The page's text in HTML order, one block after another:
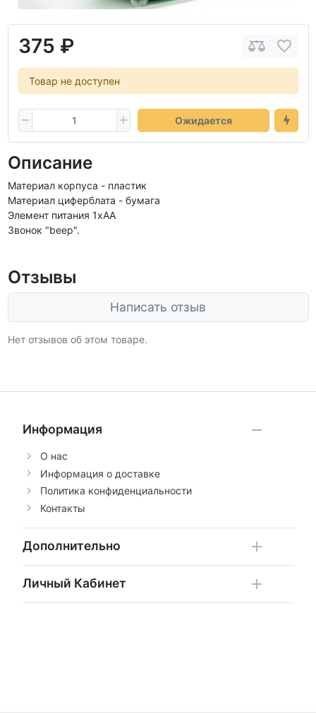
375 ₽
Товар не доступен
Ожидается
Описание
Материал корпуса - пластик
Материал циферблата - бумага
Элемент питания 1хАА
Звонок "beep".
Отзывы
Написать отзыв
Нет отзывов об этом товаре.
Информация
О нас
Информация о доставке
Политика конфиденциальности
Контакты
Дополнительно
Личный Кабинет